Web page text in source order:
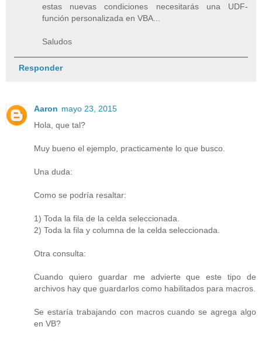
estas nuevas condiciones necesitarás una UDF-
función personalizada en VBA...
Saludos
Responder
Aaron mayo 23, 2015
Hola, que tal?
Muy bueno el ejemplo, practicamente lo que busco.
Una duda:
Como se podría resaltar:
1) Toda la fila de la celda seleccionada.
2) Toda la fila y columna de la celda seleccionada.
Otra consulta:
Cuando quiero guardar me advierte que este tipo de
archivos hay que guardarlos como habilitados para macros.
Se estaría trabajando con macros cuando se agrega algo
en VB?